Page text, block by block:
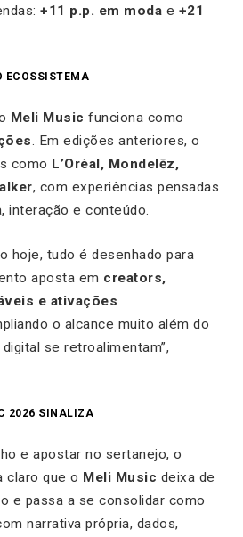
+11 p.p. em moda e +21
ECOSSISTEMA
Meli Music funciona como
. Em edições anteriores, o
como L’Oréal, Mondelēz,
, com experiências pensadas
interação e conteúdo.
hoje, tudo é desenhado para
aposta em creators,
e ativações
o alcance muito além do
se retroalimentam”,
2026 SINALIZA
e apostar no sertanejo, o
claro que o Meli Music deixa de
e passa a se consolidar como
narrativa própria, dados,